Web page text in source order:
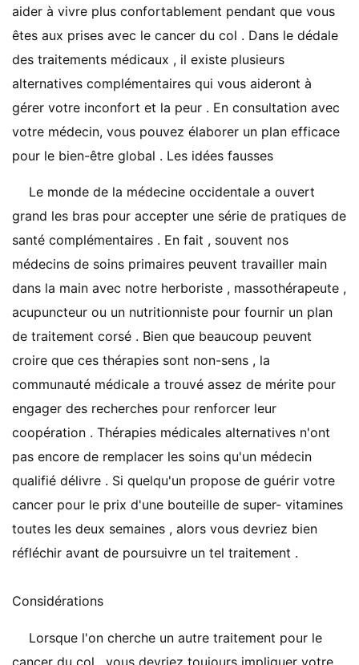
aider à vivre plus confortablement pendant que vous
êtes aux prises avec le cancer du col . Dans le dédale
des traitements médicaux , il existe plusieurs
alternatives complémentaires qui vous aideront à
gérer votre inconfort et la peur . En consultation avec
votre médecin, vous pouvez élaborer un plan efficace
pour le bien-être global . Les idées fausses
Le monde de la médecine occidentale a ouvert
grand les bras pour accepter une série de pratiques de
santé complémentaires . En fait , souvent nos
médecins de soins primaires peuvent travailler main
dans la main avec notre herboriste , massothérapeute ,
acupuncteur ou un nutritionniste pour fournir un plan
de traitement corsé . Bien que beaucoup peuvent
croire que ces thérapies sont non-sens , la
communauté médicale a trouvé assez de mérite pour
engager des recherches pour renforcer leur
coopération . Thérapies médicales alternatives n'ont
pas encore de remplacer les soins qu'un médecin
qualifié délivre . Si quelqu'un propose de guérir votre
cancer pour le prix d'une bouteille de super- vitamines
toutes les deux semaines , alors vous devriez bien
réfléchir avant de poursuivre un tel traitement .
Considérations
Lorsque l'on cherche un autre traitement pour le
cancer du col , vous devriez toujours impliquer votre